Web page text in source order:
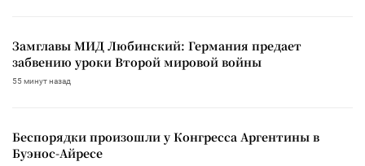
Замглавы МИД Любинский: Германия предает
забвению уроки Второй мировой войны
55 минут назад
Беспорядки произошли у Конгресса Аргентины в
Буэнос-Айресе